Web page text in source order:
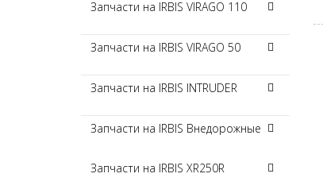
Запчасти на IRBIS VIRAGO 110
Запчасти на IRBIS VIRAGO 50
Запчасти на IRBIS INTRUDER
Запчасти на IRBIS Внедорожные
Запчасти на IRBIS XR250R